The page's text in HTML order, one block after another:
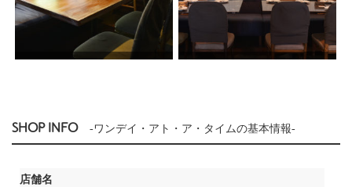
SHOP INFO -ワンデイ・アト・ア・タイムの基本情報-
店舗名